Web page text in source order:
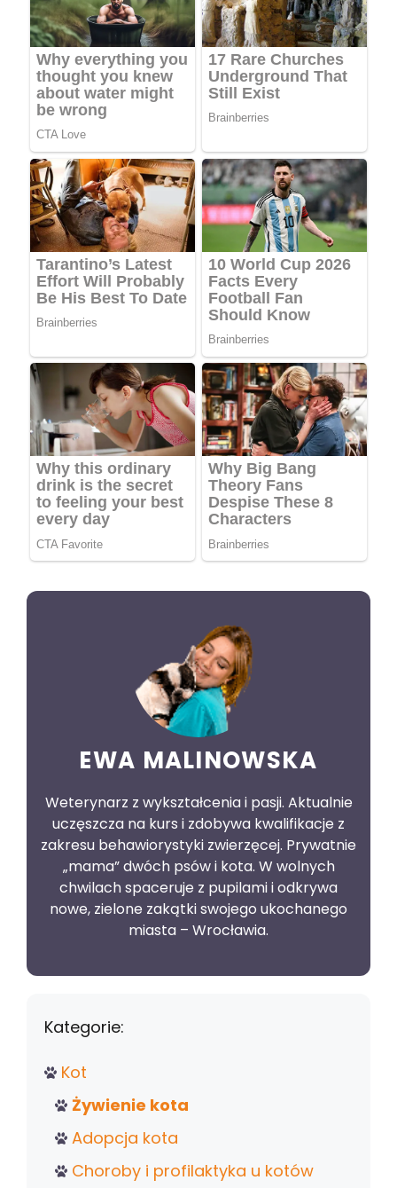
EWA MALINOWSKA
Weterynarz z wykształcenia i pasji. Aktualnie
uczęszcza na kurs i zdobywa kwalifikacje z
zakresu behawiorystyki zwierzęcej. Prywatnie
„mama” dwóch psów i kota. W wolnych
chwilach spaceruje z pupilami i odkrywa
nowe, zielone zakątki swojego ukochanego
miasta – Wrocławia.
Kategorie:
Kot
Żywienie kota
Adopcja kota
Choroby i profilaktyka u kotów